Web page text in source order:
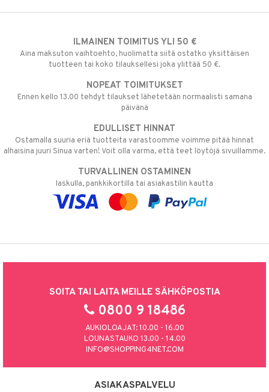
ILMAINEN TOIMITUS YLI 50 €
Aina maksuton vaihtoehto, huolimatta siitä ostatko yksittäisen
tuotteen tai koko tilauksellesi joka ylittää 50 €.
NOPEAT TOIMITUKSET
Ennen kello 13.00 tehdyt tilaukset lähetetään normaalisti samana
päivänä
EDULLISET HINNAT
Ostamalla suuria eriä tuotteita varastoomme voimme pitää hinnat
alhaisina juuri Sinua varten! Voit olla varma, että teet löytöjä sivuillamme.
TURVALLINEN OSTAMINEN
laskulla, pankkikortilla tai asiakastilin kautta
SOITA TAI LAITA MEILLE SÄHKÖPOSTIA
0800 9 18486
AUKIOLOAJAT: 10.00 - 16.00
LOUNASTAUKO 13.00 - 14.00
INFO@SHOPPING4NET.COM
ASIAKASPALVELU